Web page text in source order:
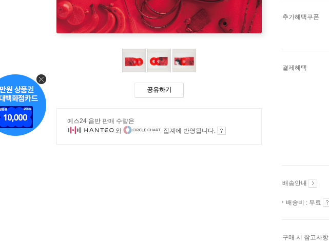
공유하기
예스24 음반 판매 수량은
와
집계에 반영됩니다.
추가혜택쿠폰
결제혜택
배송안내
배송비 : 무료
구매 시 참고사항